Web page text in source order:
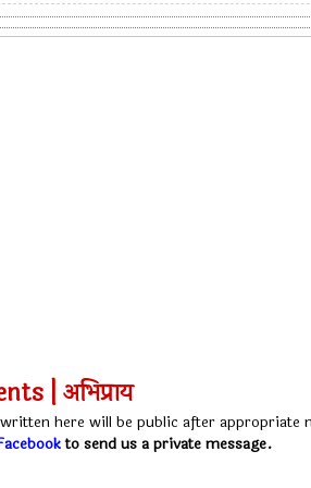
| अभिप्राय
here will be public after appropriate
to send us a private message.